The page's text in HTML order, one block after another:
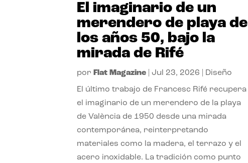
El imaginario de un
merendero de playa de
los años 50, bajo la
mirada de Rifé
por Flat Magazine Jul 23, 2026 Diseño
El último trabajo de Francesc Rifé recupera
el imaginario de un merendero de la playa
de València de 1950 desde una mirada
contemporánea, reinterpretando
materiales como la madera, el terrazo y el
acero inoxidable. La tradición como punto